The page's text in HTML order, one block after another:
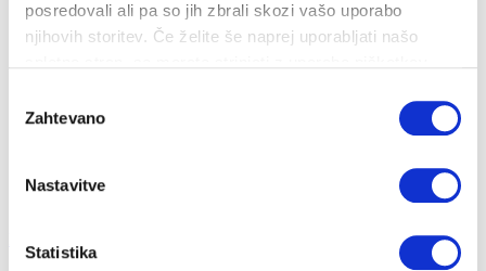
posredovali ali pa so jih zbrali skozi vašo uporabo
njihovih storitev. Če želite še naprej uporabljati našo
soglasja
Zahtevano
Nastavitve
Statistika
ZA PODJETJA